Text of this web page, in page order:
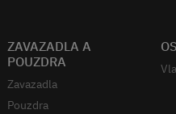
ZAVAZADLA A
POUZDRA
Zavazadla
Pouzdra